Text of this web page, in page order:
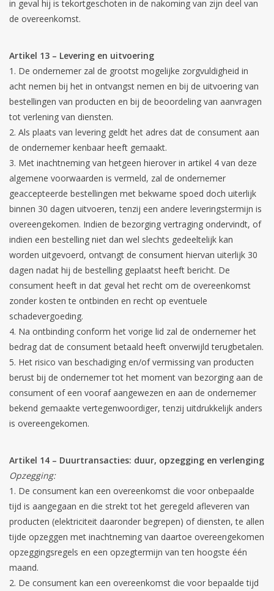
in geval hij is tekortgeschoten in de nakoming van zijn deel van
de overeenkomst.
Artikel 13 – Levering en uitvoering
De ondernemer zal de grootst mogelijke zorgvuldigheid in
acht nemen bij het in ontvangst nemen en bij de uitvoering van
bestellingen van producten en bij de beoordeling van aanvragen
tot verlening van diensten.
Als plaats van levering geldt het adres dat de consument aan
de ondernemer kenbaar heeft gemaakt.
Met inachtneming van hetgeen hierover in artikel 4 van deze
algemene voorwaarden is vermeld, zal de ondernemer
geaccepteerde bestellingen met bekwame spoed doch uiterlijk
binnen 30 dagen uitvoeren, tenzij een andere leveringstermijn is
overeengekomen. Indien de bezorging vertraging ondervindt, of
indien een bestelling niet dan wel slechts gedeeltelijk kan
worden uitgevoerd, ontvangt de consument hiervan uiterlijk 30
dagen nadat hij de bestelling geplaatst heeft bericht. De
consument heeft in dat geval het recht om de overeenkomst
zonder kosten te ontbinden en recht op eventuele
schadevergoeding.
Na ontbinding conform het vorige lid zal de ondernemer het
bedrag dat de consument betaald heeft onverwijld terugbetalen.
Het risico van beschadiging en/of vermissing van producten
berust bij de ondernemer tot het moment van bezorging aan de
consument of een vooraf aangewezen en aan de ondernemer
bekend gemaakte vertegenwoordiger, tenzij uitdrukkelijk anders
is overeengekomen.
Artikel 14 – Duurtransacties: duur, opzegging en verlenging
Opzegging:
De consument kan een overeenkomst die voor onbepaalde
tijd is aangegaan en die strekt tot het geregeld afleveren van
producten (elektriciteit daaronder begrepen) of diensten, te allen
tijde opzeggen met inachtneming van daartoe overeengekomen
opzeggingsregels en een opzegtermijn van ten hoogste één
maand.
De consument kan een overeenkomst die voor bepaalde tijd